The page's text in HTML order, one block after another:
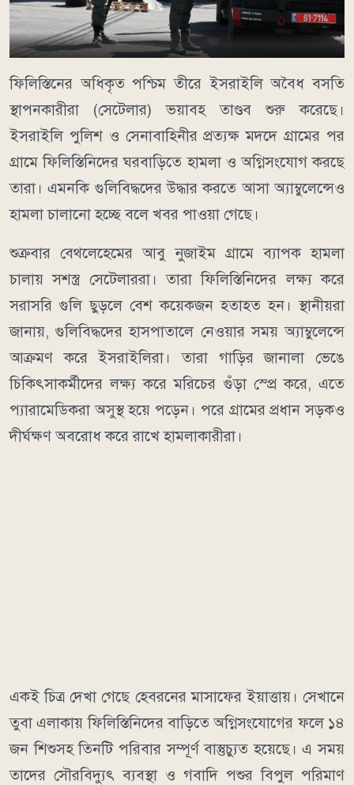
ফিলিস্তিনের অধিকৃত পশ্চিম তীরে ইসরাইলি অবৈধ বসতি
স্থাপনকারীরা (সেটেলার) ভয়াবহ তাণ্ডব শুরু করেছে।
ইসরাইলি পুলিশ ও সেনাবাহিনীর প্রত্যক্ষ মদদে গ্রামের পর
গ্রামে ফিলিস্তিনিদের ঘরবাড়িতে হামলা ও অগ্নিসংযোগ করছে
তারা। এমনকি গুলিবিদ্ধদের উদ্ধার করতে আসা অ্যাম্বুলেন্সেও
হামলা চালানো হচ্ছে বলে খবর পাওয়া গেছে।
শুক্রবার বেথলেহেমের আবু নুজাইম গ্রামে ব্যাপক হামলা
চালায় সশস্ত্র সেটেলাররা। তারা ফিলিস্তিনিদের লক্ষ্য করে
সরাসরি গুলি ছুড়লে বেশ কয়েকজন হতাহত হন। স্থানীয়রা
জানায়, গুলিবিদ্ধদের হাসপাতালে নেওয়ার সময় অ্যাম্বুলেন্সে
আক্রমণ করে ইসরাইলিরা। তারা গাড়ির জানালা ভেঙে
চিকিৎসাকর্মীদের লক্ষ্য করে মরিচের গুঁড়া স্প্রে করে, এতে
প্যারামেডিকরা অসুস্থ হয়ে পড়েন। পরে গ্রামের প্রধান সড়কও
দীর্ঘক্ষণ অবরোধ করে রাখে হামলাকারীরা।
একই চিত্র দেখা গেছে হেবরনের মাসাফের ইয়াত্তায়। সেখানে
তুবা এলাকায় ফিলিস্তিনিদের বাড়িতে অগ্নিসংযোগের ফলে ১৪
জন শিশুসহ তিনটি পরিবার সম্পূর্ণ বাস্তুচ্যুত হয়েছে। এ সময়
তাদের সৌরবিদ্যুৎ ব্যবস্থা ও গবাদি পশুর বিপুল পরিমাণ